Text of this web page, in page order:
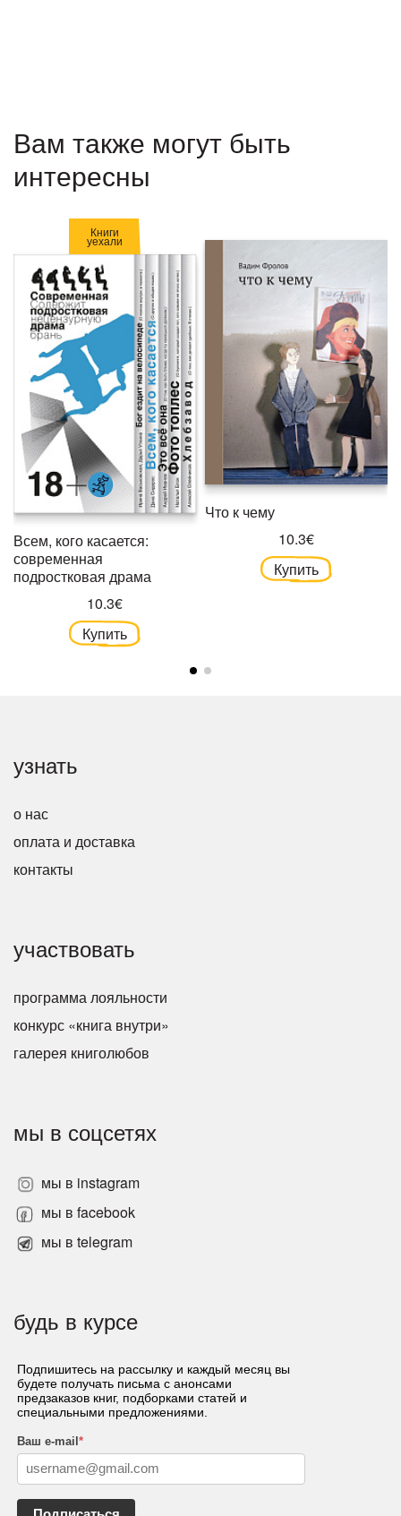
Вам также могут быть
интересны
Книги
уехали
Всем, кого касается:
современная
подростковая драма
10.3€
Купить
Что к чему
10.3€
Купить
узнать
о нас
оплата и доставка
контакты
участвовать
программа лояльности
конкурс «книга внутри»
галерея книголюбов
мы в соцсетях
мы в instagram
мы в facebook
мы в telegram
будь в курсе
Подпишитесь на рассылку и каждый месяц вы
будете получать письма с анонсами
предзаказов книг, подборками статей и
специальными предложениями.
Ваш e-mail*